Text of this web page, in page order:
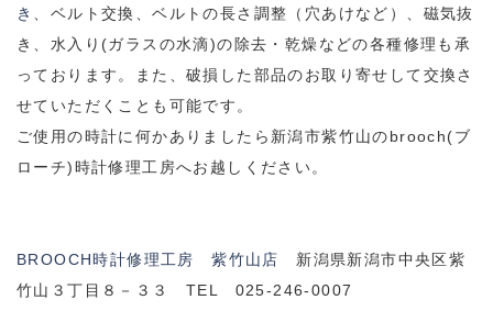
き
、ベルト交換、ベルトの長さ調整（穴あけなど）、磁気抜
き、水入り(ガラスの水滴)の除去・乾燥などの各種修理も承
っております。また、破損した部品のお取り寄せして交換さ
せていただくことも可能です。
ご使用の時計に何かありましたら新潟市紫竹山のbrooch(ブ
ローチ)時計修理工房へお越しください。
BROOCH時計修理工房 紫竹山店
新潟県新潟市中央区紫
竹山３丁目８－３３ TEL 025-246-0007